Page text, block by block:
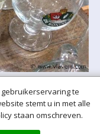
te
stemt u in met alle
staan omschreven.